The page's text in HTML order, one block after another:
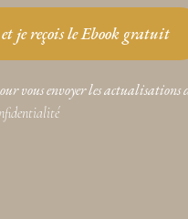
je reçois le Ebook gratuit
vous envoyer les actualisations